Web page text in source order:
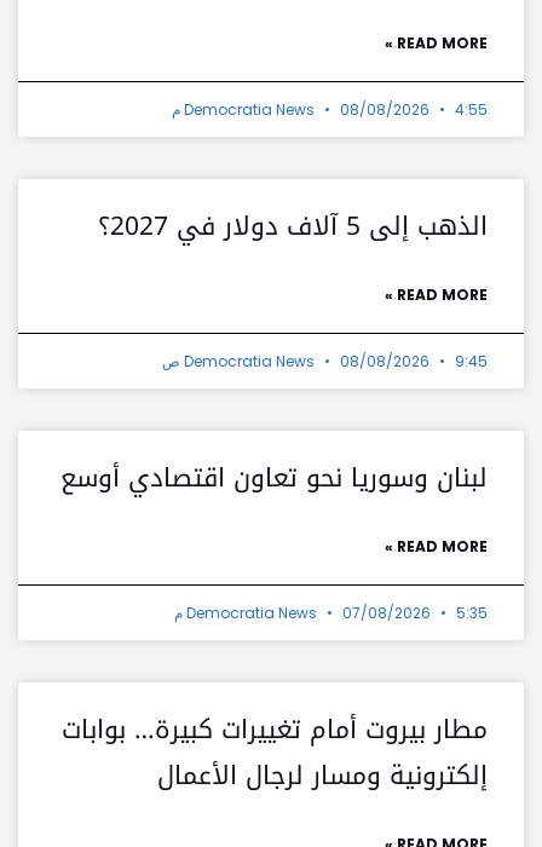
READ MORE »
Democratia News 08/08/2026 4:55 م
الذهب إلى 5 آلاف دولار في 2027؟
READ MORE »
Democratia News 08/08/2026 9:45 ص
لبنان وسوريا نحو تعاون اقتصادي أوسع
READ MORE »
Democratia News 07/08/2026 5:35 م
مطار بيروت أمام تغييرات كبيرة… بوابات
إلكترونية ومسار لرجال الأعمال